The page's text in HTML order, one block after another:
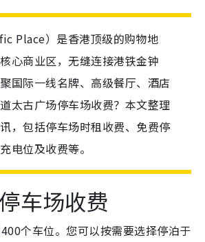
Place）是香港顶级的购物地
心商业区，无缝连接港铁金钟
国际一线名牌、高级餐厅、酒店
太古广场停车场收费？本文整理
，包括停车场时租收费、免费停
电位及收费等。
车场收费
个车位。您可以按需要选择停泊于